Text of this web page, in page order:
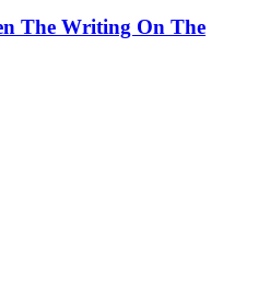
The Writing On The